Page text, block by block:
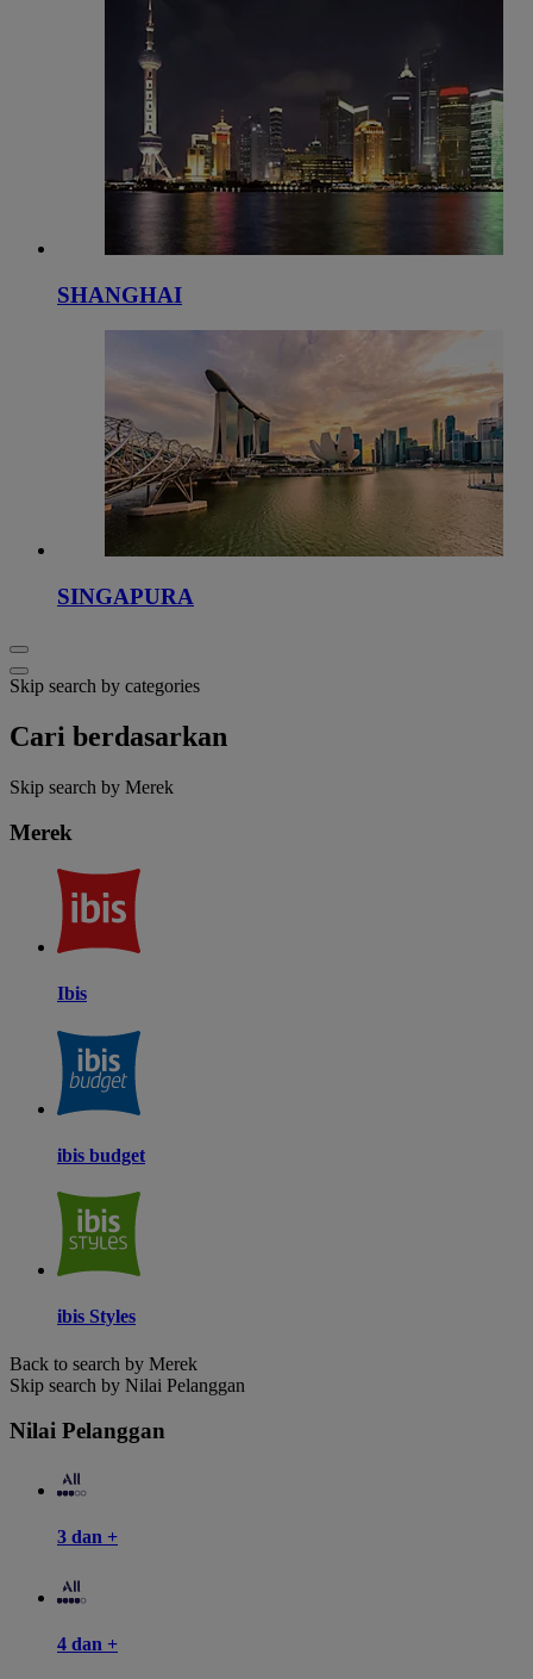
SHANGHAI
SINGAPURA
Skip search by categories
Cari berdasarkan
Skip search by Merek
Merek
Ibis
ibis budget
ibis Styles
Back to search by Merek
Skip search by Nilai Pelanggan
Nilai Pelanggan
3 dan +
4 dan +